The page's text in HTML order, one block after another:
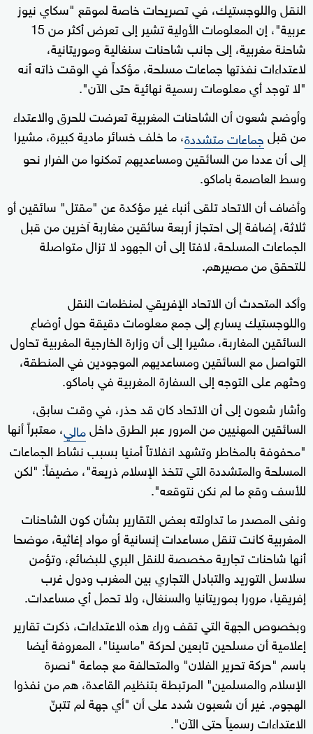
النقل واللوجستيك، في تصريحات خاصة لموقع "سكاي نيوز
عربية"، إن المعلومات الأولية تشير إلى تعرض أكثر من 15
شاحنة مغربية، إلى جانب شاحنات سنغالية وموريتانية،
لاعتداءات نفذتها جماعات مسلحة، مؤكداً في الوقت ذاته أنه
"لا توجد أي معلومات رسمية نهائية حتى الآن".
وأوضح شعون أن الشاحنات المغربية تعرضت للحرق والاعتداء
من قبلجماعات متشددة، ما خلف خسائر مادية كبيرة، مشيرا
إلى أن عددا من السائقين ومساعديهم تمكنوا من الفرار نحو
وسط العاصمة باماكو.
وأضاف أن الاتحاد تلقى أنباء غير مؤكدة عن "مقتل" سائقين أو
ثلاثة، إضافة إلى احتجاز أربعة سائقين مغاربة آخرين من قبل
الجماعات المسلحة، لافتا إلى أن الجهود لا تزال متواصلة
للتحقق من مصيرهم.
وأكد المتحدث أن الاتحاد الإفريقي لمنظمات النقل
واللوجستيك يسارع إلى جمع معلومات دقيقة حول أوضاع
السائقين المغاربة، مشيرا إلى أن وزارة الخارجية المغربية تحاول
التواصل مع السائقين ومساعديهم الموجودين في المنطقة،
وحثهم على التوجه إلى السفارة المغربية في باماكو.
وأشار شعون إلى أن الاتحاد كان قد حذر، في وقت سابق،
السائقين المهنيين من المرور عبر الطرق داخلمالي، معتبراً أنها
"محفوفة بالمخاطر وتشهد انفلاتاً أمنيا بسبب نشاط الجماعات
المسلحة والمتشددة التي تتخذ الإسلام ذريعة"، مضيفاً: "لكن
للأسف وقع ما لم نكن نتوقعه".
ونفى المصدر ما تداولته بعض التقارير بشأن كون الشاحنات
المغربية كانت تنقل مساعدات إنسانية أو مواد إغاثية، موضحا
أنها شاحنات تجارية مخصصة للنقل البري للبضائع، وتؤمن
سلاسل التوريد والتبادل التجاري بين المغرب ودول غرب
إفريقيا، مرورا بموريتانيا والسنغال، ولا تحمل أي مساعدات.
وبخصوص الجهة التي تقف وراء هذه الاعتداءات، ذكرت تقارير
إعلامية أن مسلحين تابعين لحركة "ماسينا"، المعروفة أيضا
باسم "حركة تحرير الفلان" والمتحالفة مع جماعة "نصرة
الإسلام والمسلمين" المرتبطة بتنظيم القاعدة، هم من نفذوا
الهجوم. غير أن شعبون شدد على أن "أي جهة لم تتبنّ
الاعتداءات رسمياً حتى الآن".